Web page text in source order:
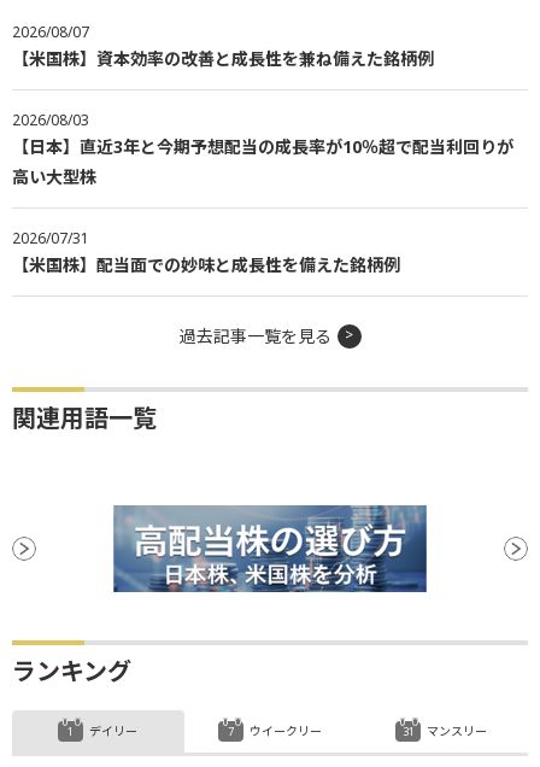
2026/08/07
【米国株】資本効率の改善と成長性を兼ね備えた銘柄例
2026/08/03
【日本】直近3年と今期予想配当の成長率が10％超で配当利回りが
高い大型株
2026/07/31
【米国株】配当面での妙味と成長性を備えた銘柄例
過去記事一覧を見る
関連用語一覧
ランキング
デイリー ウイークリー マンスリー